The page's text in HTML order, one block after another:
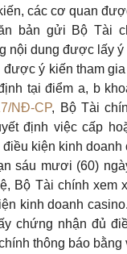
các cơ quan
bản gửi Bộ Tài
nội dung được lấy ý
ý kiến tham
tại điểm a, b
NĐ-CP, Bộ Tài
định việc cấp
kiện kinh doanh
sáu mươi (60)
Bộ Tài chính xem
kinh doanh
chứng nhận đủ
thông báo bằng